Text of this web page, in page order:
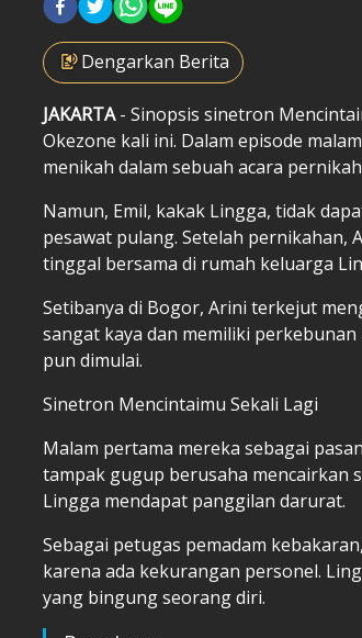
Dengarkan Berita
JAKARTA- Sinopsis sinetron
Okezone kali ini. Dalam episode
menikah dalam sebuah acara
Namun, Emil, kakak Lingga, tidak
pesawat pulang. Setelah
tinggal bersama di rumah keluarga
Setibanya di Bogor, Arini terkejut
sangat kaya dan memiliki
pun dimulai.
Sinetron Mencintaimu Sekali Lagi
Malam pertama mereka sebagai
tampak gugup berusaha mencairkan
Lingga mendapat panggilan darurat.
Sebagai petugas pemadam
karena ada kekurangan personel.
yang bingung seorang diri.